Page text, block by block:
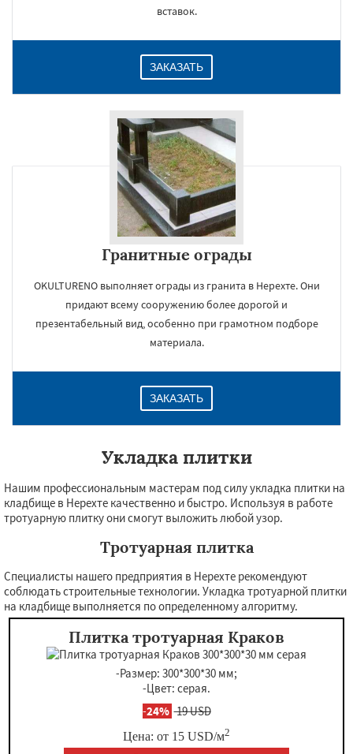
вставок.
ЗАКАЗАТЬ
Гранитные ограды
OKULTURENO выполняет ограды из гранита в Нерехте. Они
придают всему сооружению более дорогой и
презентабельный вид, особенно при грамотном подборе
материала.
ЗАКАЗАТЬ
Укладка плитки
Нашим профессиональным мастерам под силу укладка плитки на
кладбище в Нерехте качественно и быстро. Используя в работе
тротуарную плитку они смогут выложить любой узор.
Тротуарная плитка
Специалисты нашего предприятия в Нерехте рекомендуют
соблюдать строительные технологии. Укладка тротуарной плитки
на кладбище выполняется по определенному алгоритму.
Плитка тротуарная Краков
-Размер: 300*300*30 мм;
-Цвет: серая.
-24% 19 USD
Цена: от 15 USD/м2
×
Даю согласие на обработку персональных данных